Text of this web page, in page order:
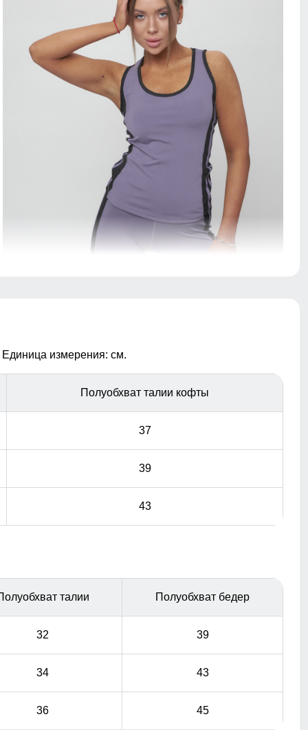
Единица измерения: см.
Полуобхват талии кофты
37
39
43
талии Полуобхват бедер
32 39
34 43
36 45